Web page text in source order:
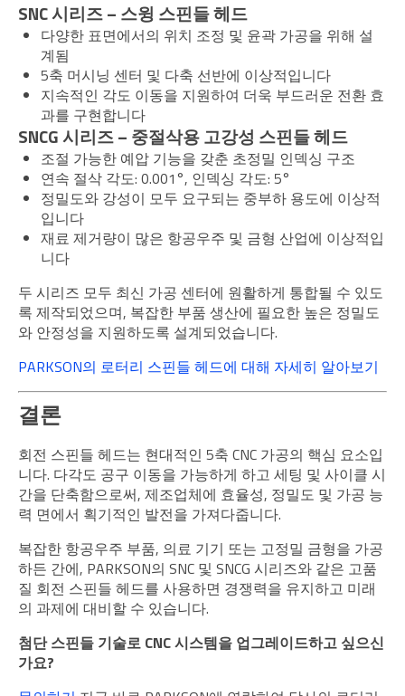
SNC 시리즈 – 스윙 스핀들 헤드
다양한 표면에서의 위치 조정 및 윤곽 가공을 위해 설
계됨
5축 머시닝 센터 및 다축 선반에 이상적입니다
지속적인 각도 이동을 지원하여 더욱 부드러운 전환 효
과를 구현합니다
SNCG 시리즈 – 중절삭용 고강성 스핀들 헤드
조절 가능한 예압 기능을 갖춘 초정밀 인덱싱 구조
연속 절삭 각도: 0.001°, 인덱싱 각도: 5°
정밀도와 강성이 모두 요구되는 중부하 용도에 이상적
입니다
재료 제거량이 많은 항공우주 및 금형 산업에 이상적입
니다
두 시리즈 모두 최신 가공 센터에 원활하게 통합될 수 있도
록 제작되었으며, 복잡한 부품 생산에 필요한 높은 정밀도
와 안정성을 지원하도록 설계되었습니다.
PARKSON의 로터리 스핀들 헤드에 대해 자세히 알아보기
결론
회전 스핀들 헤드는 현대적인 5축 CNC 가공의 핵심 요소입
니다. 다각도 공구 이동을 가능하게 하고 세팅 및 사이클 시
간을 단축함으로써, 제조업체에 효율성, 정밀도 및 가공 능
력 면에서 획기적인 발전을 가져다줍니다.
복잡한 항공우주 부품, 의료 기기 또는 고정밀 금형을 가공
하든 간에, PARKSON의 SNC 및 SNCG 시리즈와 같은 고품
질 회전 스핀들 헤드를 사용하면 경쟁력을 유지하고 미래
의 과제에 대비할 수 있습니다.
첨단 스핀들 기술로 CNC 시스템을 업그레이드하고 싶으신
가요?